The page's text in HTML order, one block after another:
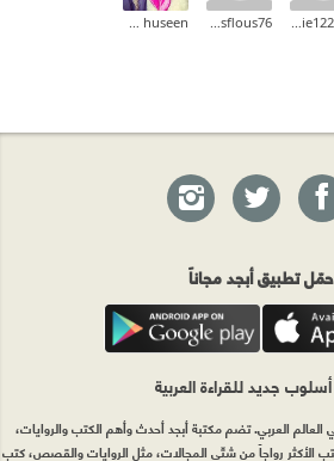
حمّل تطبيق أبجد مجاناً
جديد للقراءة العربية
العالم العربي. تضم مكتبة أبجد أحدث وأهم الكتب والروايات،
الأكثر رواجاً من شتّى المجالات، مثل الروايات والقصص، كتب